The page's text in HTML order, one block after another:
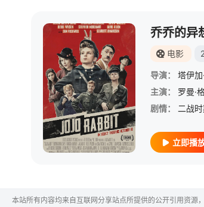
乔乔的异
电影
导演：
塔伊加
主演：
罗曼·
剧情：
立即播
本站所有内容均来自互联网分享站点所提供的公开引用资源